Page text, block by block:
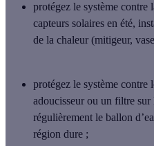
protégez le système contre
capteurs solaires en été,
de la chaleur (mitigeur,
protégez le système contre
adoucisseur ou un filtre sur
régulièrement le ballon
région dure ;